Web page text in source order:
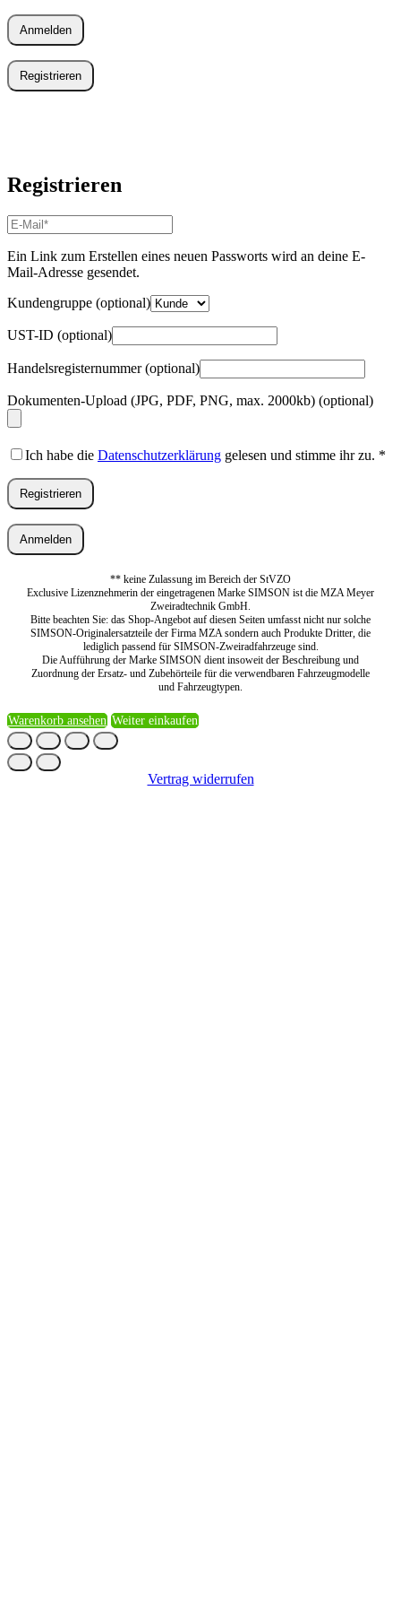
Anmelden
Registrieren
Registrieren
E-
Mail-
Adresse*
Erforderlich
Ein Link zum Erstellen eines neuen Passworts wird an deine E-
Mail-Adresse gesendet.
Kundengruppe (optional)
UST-ID (optional)
Handelsregisternummer(optional)
Dokumenten-Upload (JPG, PDF, PNG, max. 2000kb) (optional)
Ich habe die Datenschutzerklärung gelesen und stimme ihr zu. *
Registrieren
Anmelden
** keine Zulassung im Bereich der StVZO
Exclusive Lizenznehmerin der eingetragenen Marke SIMSON ist die MZA Meyer
Zweiradtechnik GmbH.
Bitte beachten Sie: das Shop-Angebot auf diesen Seiten umfasst nicht nur solche
SIMSON-Originalersatzteile der Firma MZA sondern auch Produkte Dritter, die
lediglich passend für SIMSON-Zweiradfahrzeuge sind.
Die Aufführung der Marke SIMSON dient insoweit der Beschreibung und
Zuordnung der Ersatz- und Zubehörteile für die verwendbaren Fahrzeugmodelle
und Fahrzeugtypen.
Warenkorb ansehen Weiter einkaufen
Vertrag widerrufen